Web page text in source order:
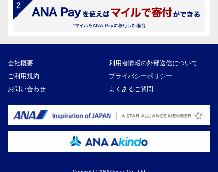
会社概要
利用者情報の外部送信について
ご利用規約
プライバシーポリシー
お問い合わせ
よくあるご質問